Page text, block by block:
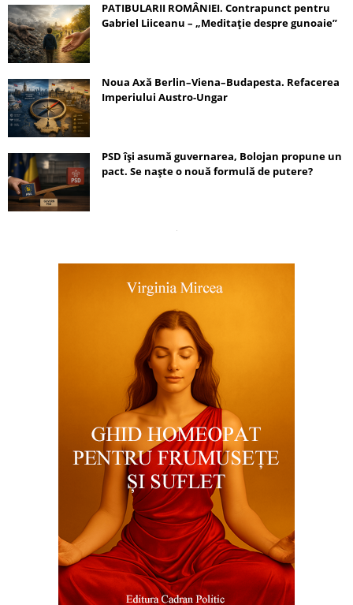
PATIBULARII ROMÂNIEI. Contrapunct pentru
Gabriel Liiceanu – „Meditație despre gunoaie”
Noua Axă Berlin–Viena–Budapesta. Refacerea
Imperiului Austro-Ungar
PSD își asumă guvernarea, Bolojan propune un
pact. Se naște o nouă formulă de putere?